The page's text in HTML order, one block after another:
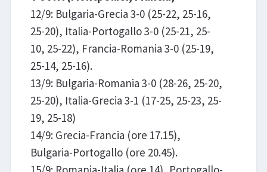
12/9: Bulgaria-Grecia 3-0 (25-22, 25-16,
25-20), Italia-Portogallo 3-0 (25-21, 25-
10, 25-22), Francia-Romania 3-0 (25-19,
25-14, 25-16).
13/9: Bulgaria-Romania 3-0 (28-26, 25-20,
25-20), Italia-Grecia 3-1 (17-25, 25-23, 25-
19, 25-18)
14/9: Grecia-Francia (ore 17.15),
Bulgaria-Portogallo (ore 20.45).